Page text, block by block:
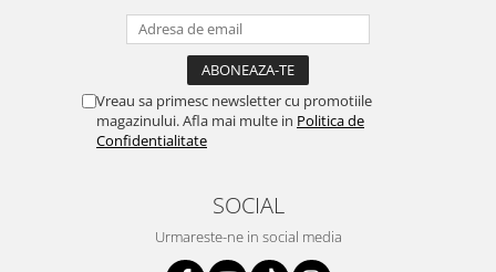
Vreau sa primesc newsletter cu promotiile
magazinului. Afla mai multe in Politica de
Confidentialitate
SOCIAL
Urmareste-ne in social media